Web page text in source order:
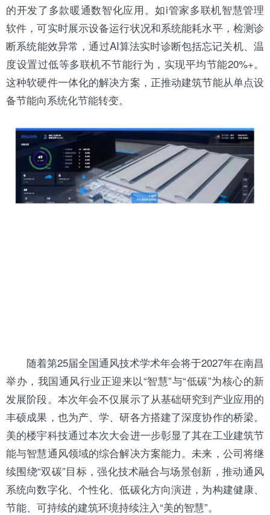
的开发了多款暖通数智化应用。如i管家多联机智慧管理
软件，可实时展示设备运行状况和系统能耗水平，检测诊
断系统能效异常，通过AI算法实时诊断包括忘记关机、温
度设置过低等多联机不节能行为，实现平均节能20%+。
这种软硬件一体化的解决方案，正推动建筑节能从单点设
备节能向系统化节能转变。
随着第25届全国通风技术学术年会将于2027年在南昌
举办，我国通风行业正迎来以“智慧”与“低碳”为核心的新
发展阶段。本次年会不仅展示了从基础研究到产业应用的
丰硕成果，也为产、学、研各方搭建了深度协作的桥梁。
美的楼宇科技通过本次大会进一步彰显了其在工业建筑节
能与智慧通风领域的综合解决方案能力。未来，公司将继
续围绕“双碳”目标，强化技术融合与场景创新，推动通风
系统向数字化、个性化、低碳化方向演进，为构建健康、
节能、可持续的建筑环境持续注入“美的智慧”。